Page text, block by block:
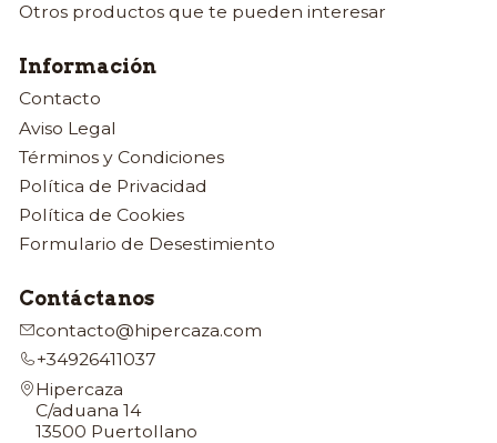
Otros productos que te pueden interesar
Información
Contacto
Aviso Legal
Términos y Condiciones
Política de Privacidad
Política de Cookies
Formulario de Desestimiento
Contáctanos
contacto@hipercaza.com
+34926411037
Hipercaza
C/aduana 14
13500 Puertollano